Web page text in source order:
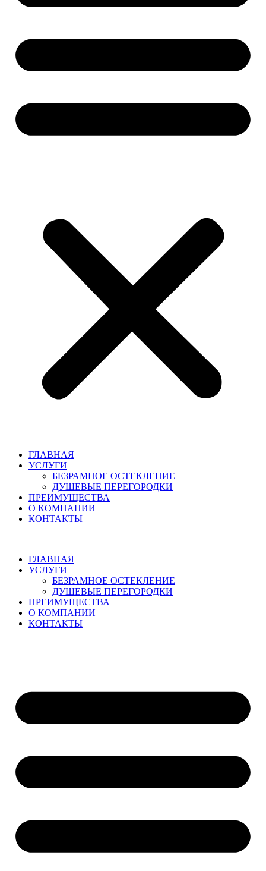
ГЛАВНАЯ
УСЛУГИ
БЕЗРАМНОЕ ОСТЕКЛЕНИЕ
ДУШЕВЫЕ ПЕРЕГОРОДКИ
ПРЕИМУЩЕСТВА
О КОМПАНИИ
КОНТАКТЫ
ГЛАВНАЯ
УСЛУГИ
БЕЗРАМНОЕ ОСТЕКЛЕНИЕ
ДУШЕВЫЕ ПЕРЕГОРОДКИ
ПРЕИМУЩЕСТВА
О КОМПАНИИ
КОНТАКТЫ